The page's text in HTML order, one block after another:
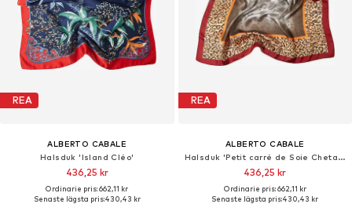
REA
ALBERTO CABALE
Halsduk 'Island Cléo'
436,25 kr
Ordinarie pris: 662,11 kr
Senaste lägsta pris:430,43 kr
REA
ALBERTO CABALE
Halsduk 'Petit carré de Soie Chetaah Cléo'
436,25 kr
Ordinarie pris: 662,11 kr
Senaste lägsta pris:430,43 kr